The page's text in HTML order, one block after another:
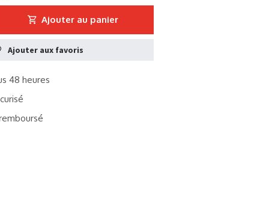
Ajouter au panier
Ajouter aux favoris
48 heures